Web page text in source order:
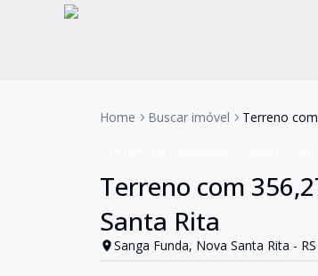
Home Buscar imóvel Terreno
Terreno com
Santa Rita
Sanga Funda, Nova Santa Rita - RS